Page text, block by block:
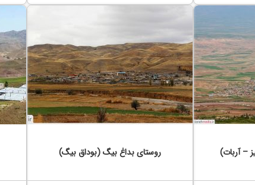
– آربات) روستای بداغ بیگ (بوداق بیگ)